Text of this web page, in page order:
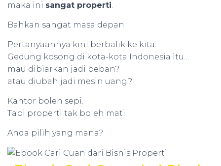
maka ini sangat properti.
Bahkan sangat masa depan.
Pertanyaannya kini berbalik ke kita.
Gedung kosong di kota-kota Indonesia itu…
mau dibiarkan jadi beban?
atau diubah jadi mesin uang?
Kantor boleh sepi.
Tapi properti tak boleh mati.
Anda pilih yang mana?